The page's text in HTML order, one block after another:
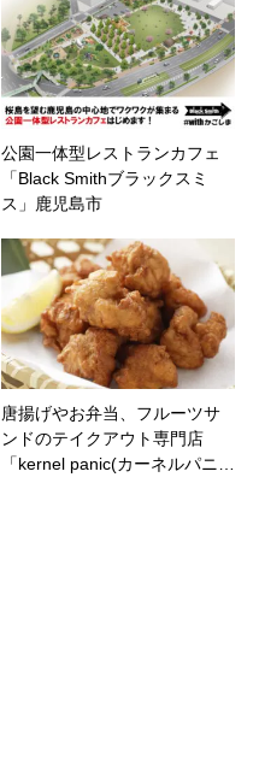
公園一体型レストランカフェ
「Black Smithブラックスミ
ス」鹿児島市
唐揚げやお弁当、フルーツサ
ンドのテイクアウト専門店
「kernel panic(カーネルパニ…